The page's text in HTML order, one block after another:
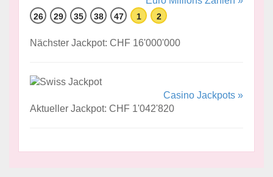
26 29 35 38 47 1 2
Nächster Jackpot: CHF 16'000'000
Casino Jackpots »
Aktueller Jackpot: CHF 1'042'820